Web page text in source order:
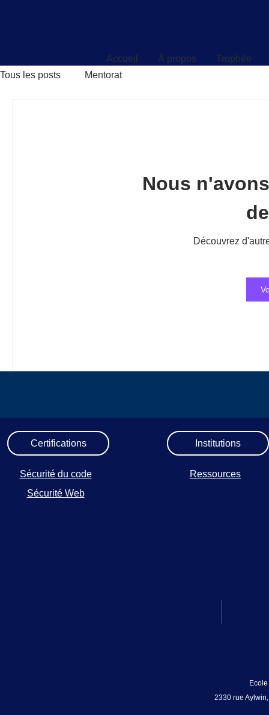
Accueil À propos
Trophée
Tous les posts
Mentorat
Nous
Découvrez
Certifications
Sécurité du code
Sécurité Web
Institutions
Ressources
2330 rue